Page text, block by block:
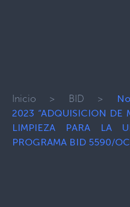
Inicio > BID >
2023 “ADQUISICION DE
LIMPIEZA PARA LA
PROGRAMA BID 5590/